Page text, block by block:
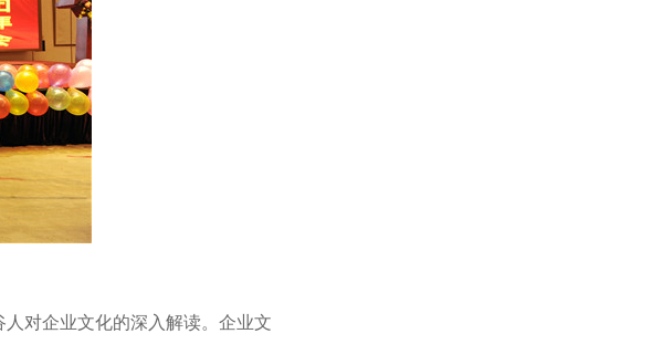
对企业文化的深入解读。企业文